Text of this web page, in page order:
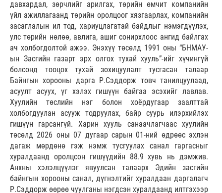
давхардал, зөрчлийг арилгах, төрийн өмчит компанийн
үйл ажиллагаанд төрийн оролцоог хязгаарлах, компанийн
засаглалын ил тод, хариуцлагатай байдлыг нэмэгдүүлэх,
улс төрийн нөлөө, авлига, ашиг сонирхлоос ангид байлгах
ач холбогдолтой ажээ. Энэхүү төсөлд 1991 оны “БНМАУ-
ын Засгийн газарт эрх олгох тухай хууль”-ийг хүчингүй
болсонд тооцох тухай зохицуулалт тусгасан талаар
Байнгын хорооны дарга Р.Сэддорж товч танилцуулаад,
асуулт асуух, үг хэлэх гишүүн байгаа эсэхийг лавлав.
Хуулийн төслийн нэг болон хоёрдугаар заалттай
холбогдуулан асууж тодруулах, байр суурь илэрхийлэх
гишүүн гарсангүй. Харин хууль санаачлагчаас хуулийн
төсөлд 2026 оны 07 дугаар сарын 01-ний өдрөөс эхлэн
дагаж мөрдөнө гэж нэмж тусгуулах санал гаргасныг
хуралдаанд оролцсон гишүүдийн 88.9 хувь нь дэмжив.
Анхны хэлэлцүүлэг явуулсан талаарх Эдийн засгийн
байнгын хорооны санал, дүгнэлтийг хуралдаан даргалагч
Р.Сэддорж өөрөө чуулганы нэгдсэн хуралдаанд илтгэхээр